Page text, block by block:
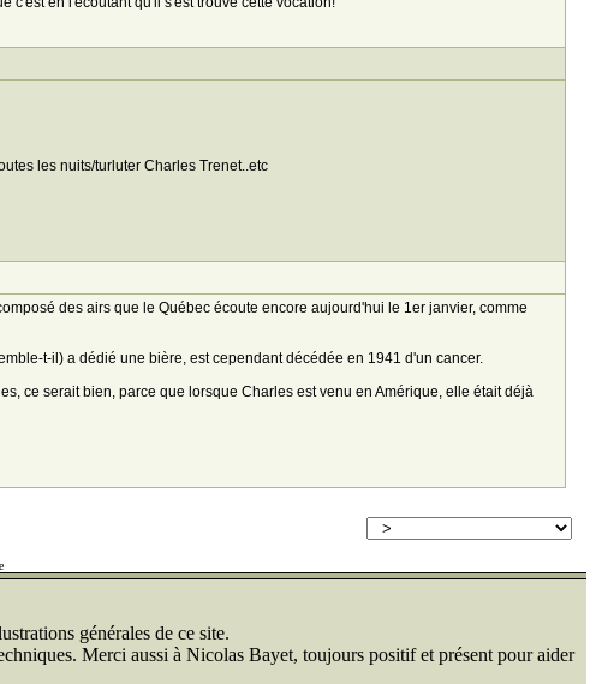
les nuits/turluter Charles Trenet..etc
des airs que le Québec écoute encore aujourd'hui le 1er janvier, comme
t-il) a dédié une bière, est cependant décédée en 1941 d'un cancer.
ce serait bien, parce que lorsque Charles est venu en Amérique, elle était déjà
générales de ce site.
Merci aussi à Nicolas Bayet, toujours positif et présent pour aider